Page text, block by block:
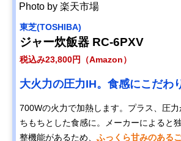
Photo by 楽天市場
東芝(TOSHIBA)
ジャー炊飯器 RC-6PXV
税込み23,800円（Amazon）
大火力の圧力IH。食感にこだわ
700Wの火力で加熱します。プラス、圧
ちもちとした食感に。メーカーによると
整機能があるため、 ふっくら甘みのある